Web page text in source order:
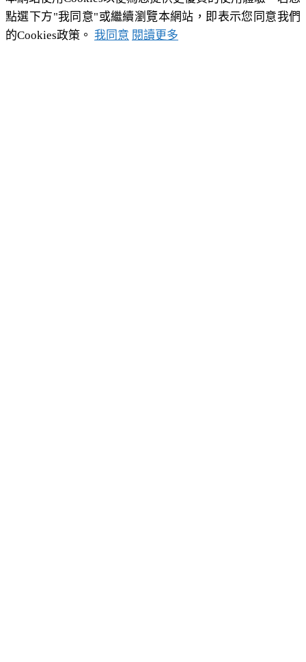
點選下方"我同意"或繼續瀏覽本網站，即表示您同意我們
的Cookies政策。 我同意 閱讀更多